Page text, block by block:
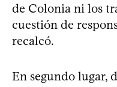
de Colonia ni los
cuestión de
recalcó.
En segundo lugar,